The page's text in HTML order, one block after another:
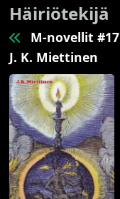
Häiriötekijä
M-novellit #17
J. K. Miettinen